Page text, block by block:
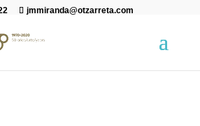
jmmiranda@otzarreta.com